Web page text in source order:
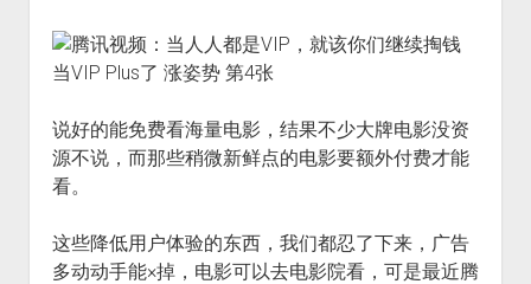
说好的能免费看海量电影，结果不少大牌电影没资
源不说，而那些稍微新鲜点的电影要额外付费才能
看。
这些降低用户体验的东西，我们都忍了下来，广告
多动动手能×掉，电影可以去电影院看，可是最近腾